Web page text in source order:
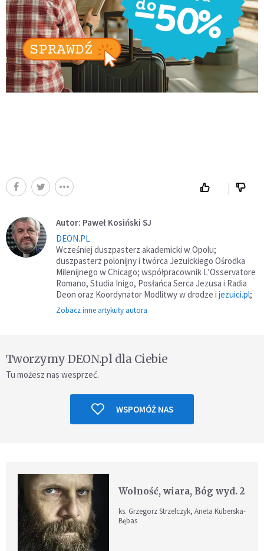
Autor: Paweł Kosiński SJ
DEON.PL
Wcześniej duszpasterz akademicki w Opolu;
duszpasterz polonijny i twórca Jezuickiego Ośrodka
Milenijnego w Chicago; współpracownik L’Osservatore
Romano, Studia Inigo, Posłańca Serca Jezusa i Radia
Deon oraz Koordynator Modlitwy w drodze i jezuici.pl;
Zobacz inne artykuły autora
Tworzymy DEON.pl dla Ciebie
Tu możesz nas wesprzeć.
WSPOMÓŻ NAS
Wolność, wiara, Bóg wyd. 2
ks. Grzegorz Strzelczyk, Aneta Kuberska-
Bębas